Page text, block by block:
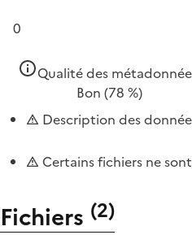
0
Qualité des
Bon (78 %)
Description des
Certains fichiers ne
Fichiers (2)